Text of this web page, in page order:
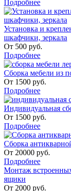
Подробнее
Установка и
шкафчики, зеркала
От 500 руб.
Подробнее
Сборка мебели из
От 1500 руб.
Подробнее
Индивидуальная
От 1500 руб.
Подробнее
Сборка
От 20000 руб.
Подробнее
Монтаж
ящики
От 2000 руб.